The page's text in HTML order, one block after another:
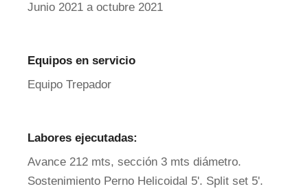
Junio 2021 a octubre 2021
Equipos en servicio
Equipo Trepador
Labores ejecutadas:
Avance 212 mts, sección 3 mts diámetro.
Sostenimiento Perno Helicoidal 5'. Split set 5'.